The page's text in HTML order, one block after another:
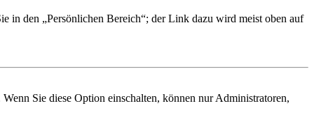
in den „Persönlichen Bereich“; der Link dazu wird meist oben auf
Sie diese Option einschalten, können nur Administratoren,